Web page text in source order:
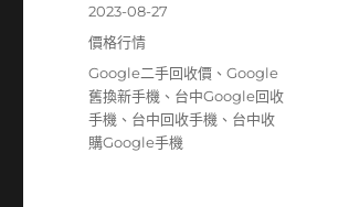
發
佈
期:
2023-08-27
分
價格行情
標
籤
Google二手回收價 、Google
舊換新手機 、 台中Google回收
手機 、 台中回收手機 、 台中收
購Google手機